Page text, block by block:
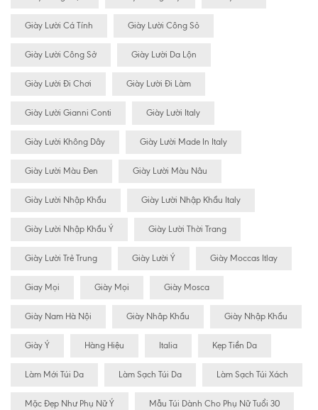
Giày Lười Cá Tính Giày Lười Công Sỏ
Giày Lười Công Sở Giày Lười Da Lộn
Giày Lười Đi Chơi Giày Lười Đi Làm
Giày Lười Gianni Conti Giày Lười Italy
Giày Lười Không Dây Giày Lười Made In Italy
Giày Lười Màu Đen Giày Lười Màu Nâu
Giày Lười Nhập Khẩu Giày Lười Nhập Khẩu Italy
Giày Lười Nhập Khẩu Ý Giày Lười Thời Trang
Giày Lười Trẻ Trung Giày Lười Ý Giày Moccas Itlay
Giay Mọi Giày Mọi Giày Mosca
Giày Nam Hà Nội Giày Nhâp Khẩu Giày Nhập Khẩu
Giày Ý Hàng Hiệu Italia Kẹp Tiền Da
Làm Mới Túi Da Làm Sạch Túi Da Làm Sạch Túi Xách
Mặc Đẹp Như Phụ Nữ Ý Mẫu Túi Dành Cho Phụ Nữ Tuổi 30